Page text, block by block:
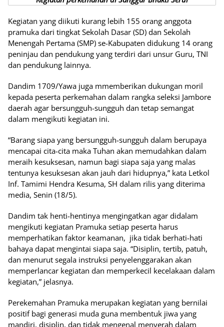
Kegiatan yang diikuti kurang lebih 155 orang anggota
pramuka dari tingkat Sekolah Dasar (SD) dan Sekolah
Menengah Pertama (SMP) se-Kabupaten didukung 14 orang
peninjau dan pendukung yang terdiri dari unsur Guru, TNI
dan pendukung lainnya.
Dandim 1709/Yawa juga mmemberikan dukungan moril
kepada peserta perkemahan dalam rangka seleksi Jambore
daerah agar bersungguh-sungguh dan tetap semangat
dalam mengikuti kegiatan ini.
“Barang siapa yang bersungguh-sungguh dalam berupaya
mencapai cita-cita maka Tuhan akan memudahkan dalam
meraih kesuksesan, namun bagi siapa saja yang malas
tentunya kesuksesan akan jauh dari hidupnya,” kata Letkol
Inf. Tamimi Hendra Kesuma, SH dalam rilis yang diterima
media, Senin (18/5).
Dandim tak henti-hentinya mengingatkan agar didalam
mengikuti kegiatan Pramuka setiap peserta harus
memperhatikan faktor keamanan, jika tidak berhati-hati
bahaya dapat mengintai siapa saja. “Disiplin, tertib, patuh,
dan menurut segala instruksi penyelenggarakan akan
memperlancar kegiatan dan memperkecil kecelakaan dalam
kegiatan,” jelasnya.
Perekemahan Pramuka merupakan kegiatan yang bernilai
positif bagi generasi muda guna membentuk jiwa yang
mandiri, disiplin, dan tidak mengenal menyerah dalam